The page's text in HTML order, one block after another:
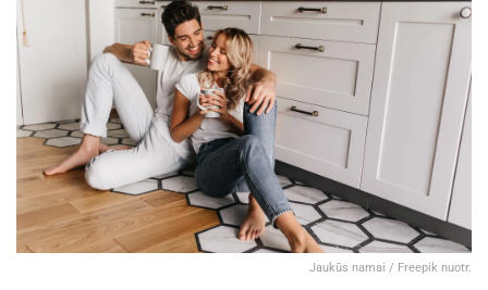
Jaukūs namai / Freepik nuotr.